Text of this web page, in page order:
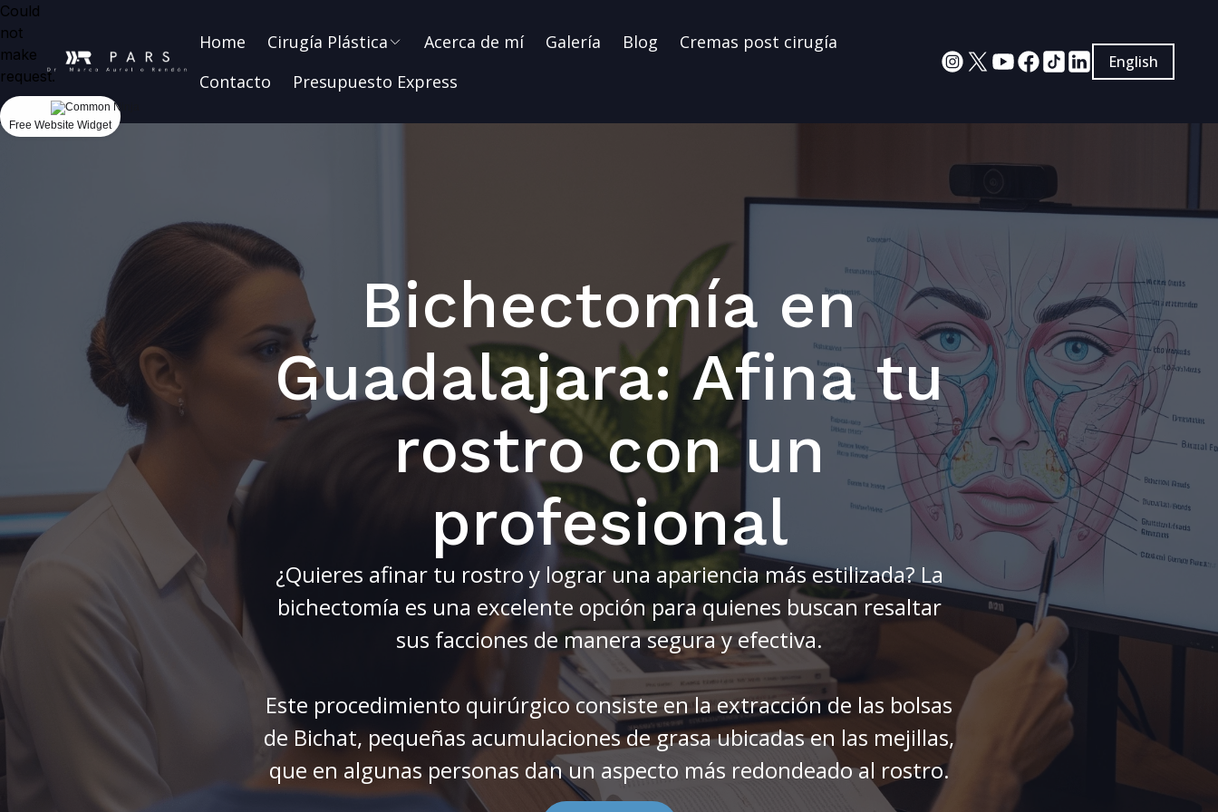
Home Cirugía Plástica Acerca de mí Galería Blog
Cremas post cirugía
Contacto
Presupuesto Express
English
Bichectomía en
Guadalajara: Afina tu
rostro con un
profesional
¿Quieres afinar tu rostro y lograr una apariencia más estilizada? La
bichectomía es una excelente opción para quienes buscan resaltar
sus facciones de manera segura y efectiva.
Este procedimiento quirúrgico consiste en la extracción de las bolsas
de Bichat, pequeñas acumulaciones de grasa ubicadas en las mejillas,
que en algunas personas dan un aspecto más redondeado al rostro.
Could
not
make
request.
Free Website Widget